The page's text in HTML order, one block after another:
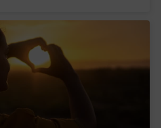
você dê pesos diferentes a